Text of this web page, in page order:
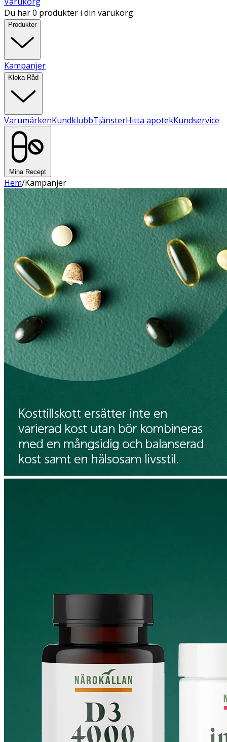
Du har 0 produkter i din varukorg.
Produkter
Kampanjer
Kloka Råd
VarumärkenKundklubbTjänsterHitta apotekKundservice
Mina Recept
Hem/Kampanjer